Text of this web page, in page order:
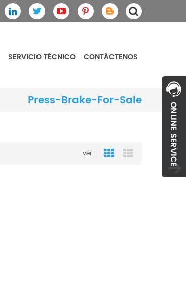
SERVICIO TÉCNICO CONTÁCTENOS
Press-Brake-For-Sale
ver : Grid View